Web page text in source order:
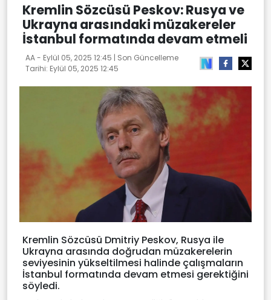
Kremlin Sözcüsü Peskov: Rusya ve
Ukrayna arasındaki müzakereler
İstanbul formatında devam etmeli
AA - Eylül 05, 2025 12:45 | Son Güncelleme
Tarihi: Eylül 05, 2025 12:45
Kremlin Sözcüsü Dmitriy Peskov, Rusya ile
Ukrayna arasında doğrudan müzakerelerin
seviyesinin yükseltilmesi halinde çalışmaların
İstanbul formatında devam etmesi gerektiğini
söyledi.